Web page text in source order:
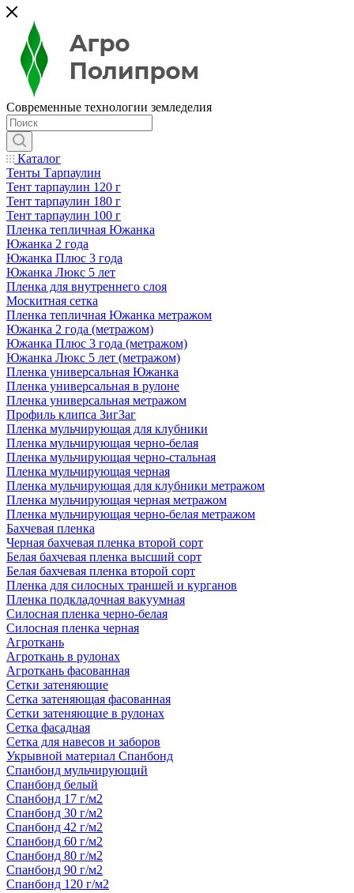
Современные технологии земледелия
Каталог
Тенты Тарпаулин
Тент тарпаулин 120 г
Тент тарпаулин 180 г
Тент тарпаулин 100 г
Пленка тепличная Южанка
Южанка 2 года
Южанка Плюс 3 года
Южанка Люкс 5 лет
Пленка для внутреннего слоя
Москитная сетка
Пленка тепличная Южанка метражом
Южанка 2 года (метражом)
Южанка Плюс 3 года (метражом)
Южанка Люкс 5 лет (метражом)
Пленка универсальная Южанка
Пленка универсальная в рулоне
Пленка универсальная метражом
Профиль клипса ЗигЗаг
Пленка мульчирующая для клубники
Пленка мульчирующая черно-белая
Пленка мульчирующая черно-стальная
Пленка мульчирующая черная
Пленка мульчирующая для клубники метражом
Пленка мульчирующая черная метражом
Пленка мульчирующая черно-белая метражом
Бахчевая пленка
Черная бахчевая пленка второй сорт
Белая бахчевая пленка высший сорт
Белая бахчевая пленка второй сорт
Пленка для силосных траншей и курганов
Пленка подкладочная вакуумная
Силосная пленка черно-белая
Силосная пленка черная
Агроткань
Агроткань в рулонах
Агроткань фасованная
Сетки затеняющие
Сетка затеняющая фасованная
Сетки затеняющие в рулонах
Сетка фасадная
Сетка для навесов и заборов
Укрывной материал Спанбонд
Спанбонд мульчирующий
Спанбонд белый
Спанбонд 17 г/м2
Спанбонд 30 г/м2
Спанбонд 42 г/м2
Спанбонд 60 г/м2
Спанбонд 80 г/м2
Спанбонд 90 г/м2
Спанбонд 120 г/м2